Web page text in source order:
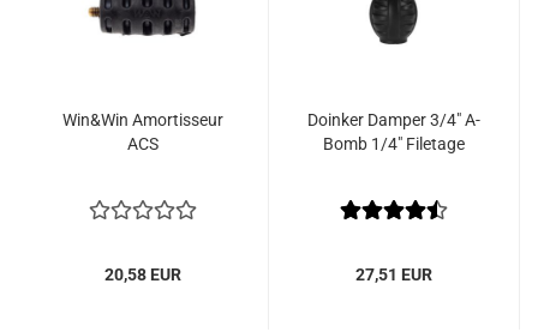
Win&Win Amortisseur
ACS
20,58 EUR
Doinker Damper 3/4" A-
Bomb 1/4" Filetage
27,51 EUR